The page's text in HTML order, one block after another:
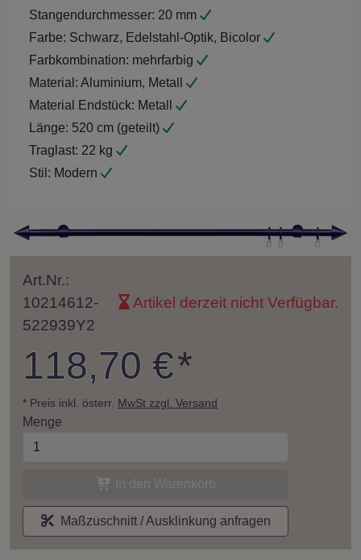
Stangendurchmesser: 20 mm
Farbe: Schwarz, Edelstahl-Optik, Bicolor
Farbkombination: mehrfarbig
Material: Aluminium, Metall
Material Endstück: Metall
Länge: 520 cm (geteilt)
Traglast: 22 kg
Stil: Modern
Art.Nr.:
10214612-
522939Y2
Artikel derzeit nicht Verfügbar.
118,70 €*
* Preis inkl. österr. MwSt zzgl. Versand
Menge
Maßzuschnitt / Ausklinkung anfragen